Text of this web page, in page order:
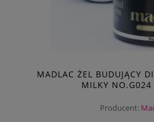
MADLAC ŻEL BUDUJĄCY
MILKY
Producent: